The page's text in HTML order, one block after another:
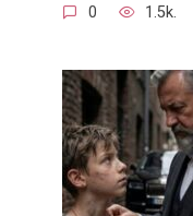
0 1.5k.